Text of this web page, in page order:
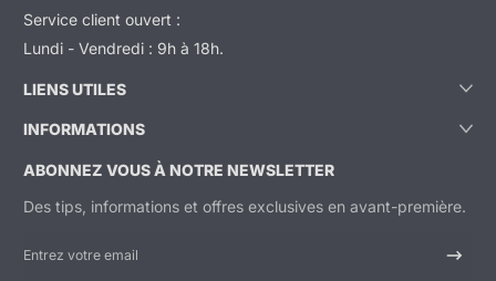
Service client ouvert :
Lundi - Vendredi : 9h à 18h.
LIENS UTILES
INFORMATIONS
ABONNEZ VOUS À NOTRE NEWSLETTER
Des tips, informations et offres exclusives en avant-première.
Entrez votre email